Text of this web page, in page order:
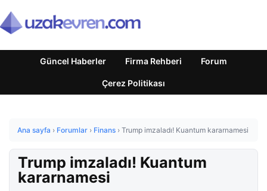
Güncel Haberler Firma Rehberi Forum
Çerez Politikası
Ana sayfa › Forumlar › Finans › Trump imzaladı! Kuantum kararnamesi
Trump imzaladı! Kuantum
kararnamesi